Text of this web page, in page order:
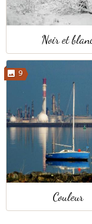
Noir et
9
Couleur